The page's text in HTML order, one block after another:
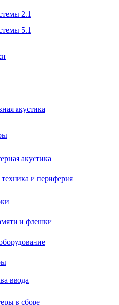
2.1
5.1
акустика
акустика
и периферия
и флешки
ввода
в сборе